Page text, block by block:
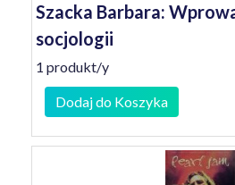
Szacka Barbara:
socjologii
1 produkt/y
Dodaj do Koszyka